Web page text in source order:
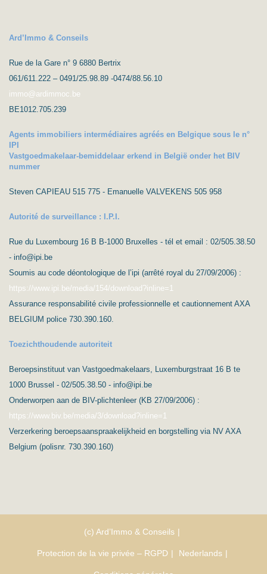
Ard’Immo & Conseils
Rue de la Gare n° 9 6880 Bertrix
061/611.222 – 0491/25.98.89 -0474/88.56.10
immo@ardimmoc.be
BE1012.705.239
Agents immobiliers intermédiaires agréés en Belgique sous le n°
IPI
Vastgoedmakelaar-bemiddelaar erkend in België onder het BIV
nummer
Steven CAPIEAU 515 775 - Emanuelle VALVEKENS 505 958
Autorité de surveillance : I.P.I.
Rue du Luxembourg 16 B B-1000 Bruxelles - tél et email : 02/505.38.50
- info@ipi.be
Soumis au code déontologique de l’ipi (arrêté royal du 27/09/2006) :
https://www.ipi.be/media/154/download?inline=1
Assurance responsabilité civile professionnelle et cautionnement AXA
BELGIUM police 730.390.160.
Toezichthoudende autoriteit
Beroepsinstituut van Vastgoedmakelaars, Luxemburgstraat 16 B te
1000 Brussel - 02/505.38.50 - info@ipi.be
Onderworpen aan de BIV-plichtenleer (KB 27/09/2006) :
https://www.biv.be/media/3/download?inline=1
Verzerkering beroepsaanspraakelijkheid en borgstelling via NV AXA
Belgium (polisnr. 730.390.160)
(c) Ard’Immo & Conseils
Protection de la vie privée – RGPD Nederlands